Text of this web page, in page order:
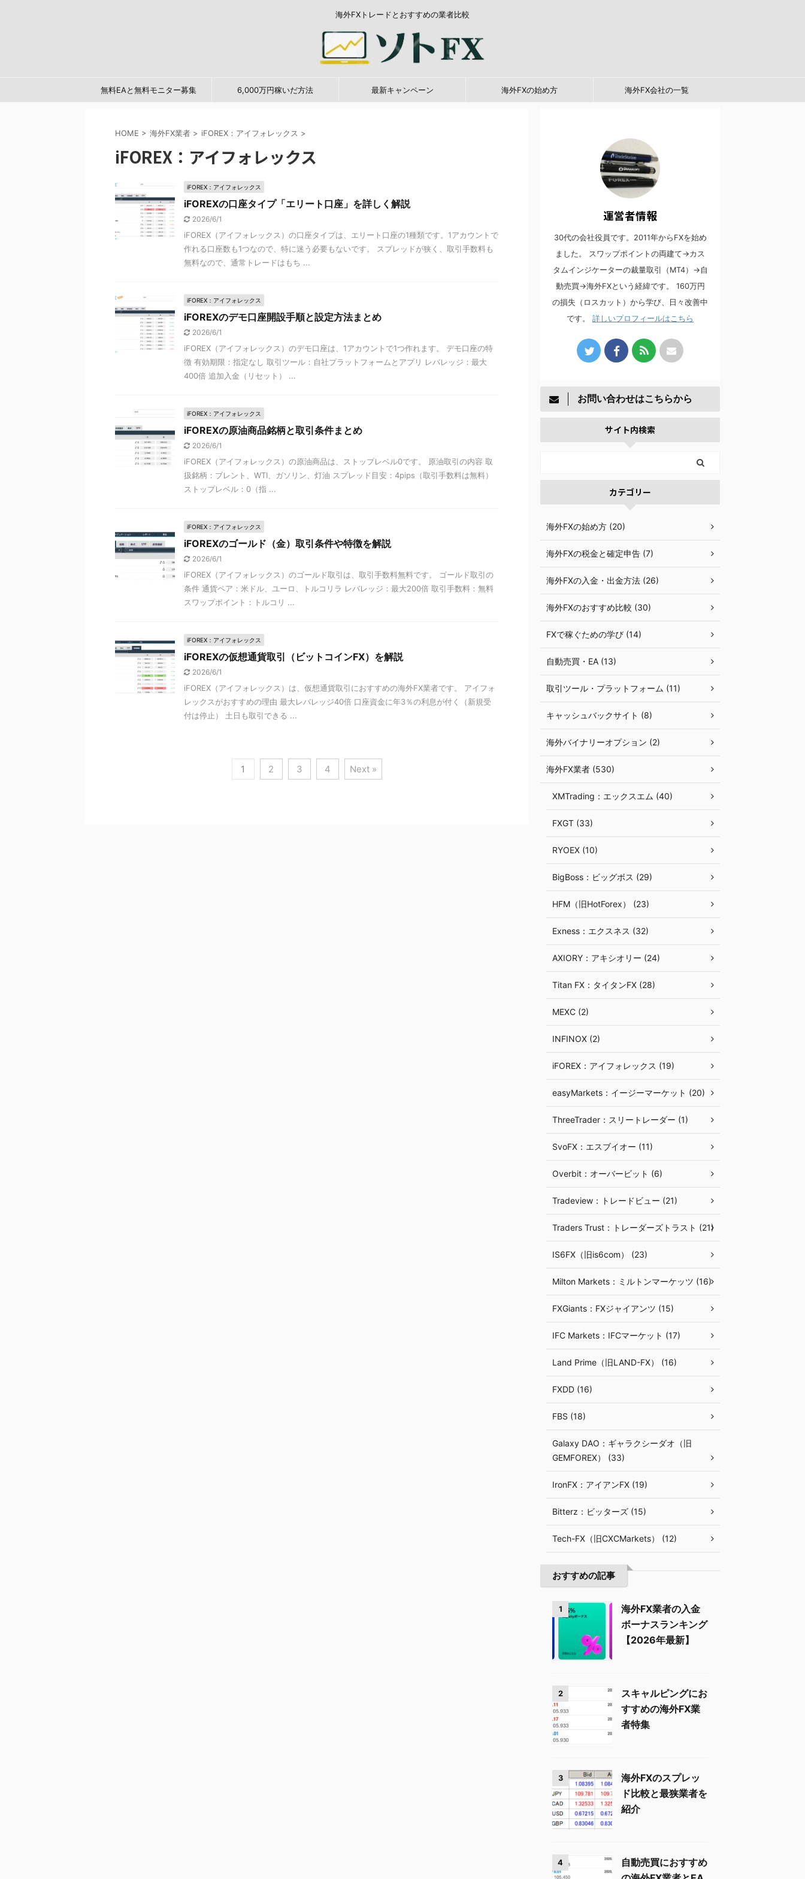
海外FXトレードとおすすめの業者比較
無料EAと無料モニター募集 6,000万円稼いだ方法 最新キャンペーン 海外FXの始め方 海外FX会社の一覧
HOME > 海外FX業者 > iFOREX：アイフォレックス >
iFOREX：アイフォレックス
iFOREX：アイフォレックス
iFOREXの口座タイプ「エリート口座」を詳しく解説
2026/6/1
iFOREX（アイフォレックス）の口座タイプは、エリート口座の1種類です。1アカウントで
作れる口座数も1つなので、特に迷う必要もないです。 スプレッドが狭く、取引手数料も
無料なので、通常トレードはもち ...
iFOREX：アイフォレックス
iFOREXのデモ口座開設手順と設定方法まとめ
2026/6/1
iFOREX（アイフォレックス）のデモ口座は、1アカウントで1つ作れます。 デモ口座の特
徴 有効期限：指定なし 取引ツール：自社プラットフォームとアプリ レバレッジ：最大
400倍 追加入金（リセット） ...
iFOREX：アイフォレックス
iFOREXの原油商品銘柄と取引条件まとめ
2026/6/1
iFOREX（アイフォレックス）の原油商品は、ストップレベル0です。 原油取引の内容 取
扱銘柄：ブレント、WTI、ガソリン、灯油 スプレッド目安：4pips（取引手数料は無料）
ストップレベル：0（指 ...
iFOREX：アイフォレックス
iFOREXのゴールド（金）取引条件や特徴を解説
2026/6/1
iFOREX（アイフォレックス）のゴールド取引は、取引手数料無料です。 ゴールド取引の
条件 通貨ペア：米ドル、ユーロ、トルコリラ レバレッジ：最大200倍 取引手数料：無料
スワップポイント：トルコリ ...
iFOREX：アイフォレックス
iFOREXの仮想通貨取引（ビットコインFX）を解説
2026/6/1
iFOREX（アイフォレックス）は、仮想通貨取引におすすめの海外FX業者です。 アイフォ
レックスがおすすめの理由 最大レバレッジ40倍 口座資金に年3％の利息が付く（新規受
付は停止） 土日も取引できる ...
1 2 3 4 Next »
運営者情報
30代の会社役員です。2011年からFXを始め
ました。 スワップポイントの両建て→カス
タムインジケーターの裁量取引（MT4）→自
動売買→海外FXという経緯です。 160万円
の損失（ロスカット）から学び、日々改善中
です。 詳しいプロフィールはこちら
お問い合わせはこちらから
サイト内検索
カテゴリー
海外FXの始め方 (20)
海外FXの税金と確定申告 (7)
海外FXの入金・出金方法 (26)
海外FXのおすすめ比較 (30)
FXで稼ぐための学び (14)
自動売買・EA (13)
取引ツール・プラットフォーム (11)
キャッシュバックサイト (8)
海外バイナリーオプション (2)
海外FX業者 (530)
XMTrading：エックスエム (40)
FXGT (33)
RYOEX (10)
BigBoss：ビッグボス (29)
HFM（旧HotForex） (23)
Exness：エクスネス (32)
AXIORY：アキシオリー (24)
Titan FX：タイタンFX (28)
MEXC (2)
INFINOX (2)
iFOREX：アイフォレックス (19)
easyMarkets：イージーマーケット (20)
ThreeTrader：スリートレーダー (1)
SvoFX：エスブイオー (11)
Overbit：オーバービット (6)
Tradeview：トレードビュー (21)
Traders Trust：トレーダーズトラスト (21)
IS6FX（旧is6com） (23)
Milton Markets：ミルトンマーケッツ (16)
FXGiants：FXジャイアンツ (15)
IFC Markets：IFCマーケット (17)
Land Prime（旧LAND-FX） (16)
FXDD (16)
FBS (18)
Galaxy DAO：ギャラクシーダオ（旧
GEMFOREX） (33)
IronFX：アイアンFX (19)
Bitterz：ビッターズ (15)
Tech-FX（旧CXCMarkets） (12)
おすすめの記事
1
海外FX業者の入金
ボーナスランキング
【2026年最新】
2
スキャルピングにお
すすめの海外FX業
者特集
3
海外FXのスプレッ
ド比較と最狭業者を
紹介
4
自動売買におすすめ